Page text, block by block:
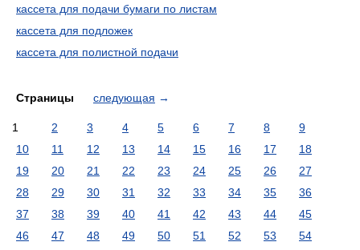
кассета для подачи бумаги по листам
кассета для подложек
кассета для полистной подачи
Страницы следующая →
1 2 3 4 5 6 7 8
9
10
11 12 13 14 15 16 17
18
19
20 21 22 23 24 25 26
27
28
29 30 31 32 33 34 35
36
37
38 39 40 41 42 43 44
45
46
47 48 49 50 51 52 53
54